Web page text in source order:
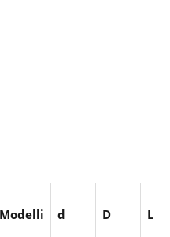
Modelli d D L